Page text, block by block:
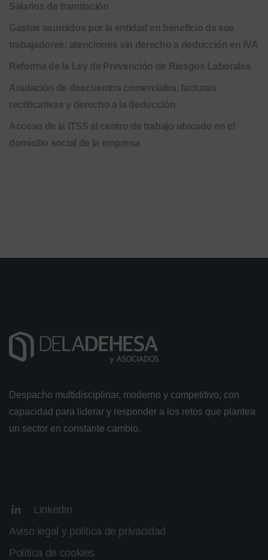
Salarios de tramitación
Gastos asumidos por la entidad en beneficio de sus
trabajadores: atenciones sin derecho a deducción en IVA
Reforma de la Ley de Prevención de Riesgos Laborales
Anulación de descuentos comerciales, facturas
rectificativas y derecho a la deducción
Acceso de la ITSS al centro de trabajo ubicado en el
domicilio social de la empresa
Despacho multidisciplinar, moderno y competitivo, con
capacidad para liderar y responder a los retos que plantea
un sector en constante cambio.
Linkedin
Aviso legal y política de privacidad
Política de cookies